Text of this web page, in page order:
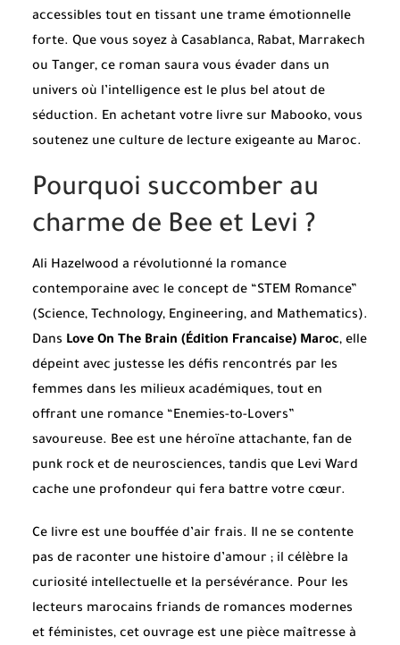
accessibles tout en tissant une trame émotionnelle
forte. Que vous soyez à Casablanca, Rabat, Marrakech
ou Tanger, ce roman saura vous évader dans un
univers où l’intelligence est le plus bel atout de
séduction. En achetant votre livre sur Mabooko, vous
soutenez une culture de lecture exigeante au Maroc.
Pourquoi succomber au
charme de Bee et Levi ?
Ali Hazelwood a révolutionné la romance
contemporaine avec le concept de “STEM Romance”
(Science, Technology, Engineering, and Mathematics).
Dans Love On The Brain (Édition Francaise) Maroc, elle
dépeint avec justesse les défis rencontrés par les
femmes dans les milieux académiques, tout en
offrant une romance “Enemies-to-Lovers”
savoureuse. Bee est une héroïne attachante, fan de
punk rock et de neurosciences, tandis que Levi Ward
cache une profondeur qui fera battre votre cœur.
Ce livre est une bouffée d’air frais. Il ne se contente
pas de raconter une histoire d’amour ; il célèbre la
curiosité intellectuelle et la persévérance. Pour les
lecteurs marocains friands de romances modernes
et féministes, cet ouvrage est une pièce maîtresse à